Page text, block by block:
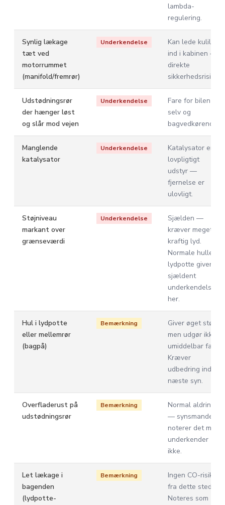
lambda-
regulering.
Synlig lækage
tæt ved
motorrummet
(manifold/fremrør)
Underkendelse
Kan lede kulilte
ind i kabinen —
direkte
sikkerhedsrisiko.
Udstødningsrør
der hænger løst
og slår mod vejen
Underkendelse
Fare for bilen
selv og
bagvedkørende.
Manglende
katalysator
Underkendelse
Katalysator er
lovpligtigt
udstyr —
fjernelse er
ulovligt.
Støjniveau
markant over
grænseværdi
Underkendelse
Sjælden —
kræver meget
kraftig lyd.
Normale huller i
lydpotte giver
sjældent
underkendelse
her.
Hul i lydpotte
eller mellemrør
(bagpå)
Bemærkning
Giver øget støj
men udgør ikke
umiddelbar fare.
Kræver
udbedring inden
næste syn.
Overfladerust på
udstødningsrør
Bemærkning
Normal aldring
— synsmanden
noterer det men
underkender
ikke.
Let lækage i
bagenden
(lydpotte-
Bemærkning
Ingen CO-risiko
fra dette sted.
Noteres som